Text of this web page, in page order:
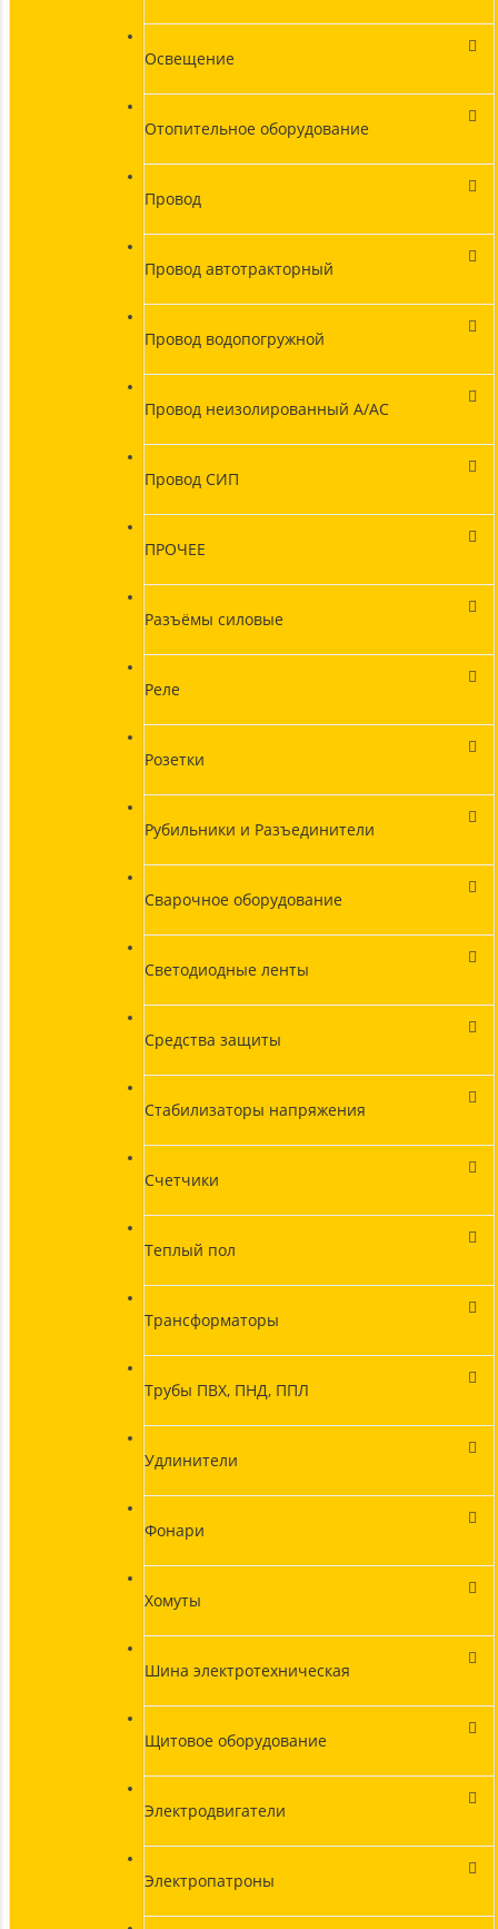
Освещение
Отопительное оборудование
Провод
Провод автотракторный
Провод водопогружной
Провод неизолированный А/АС
Провод СИП
ПРОЧЕЕ
Разъёмы силовые
Реле
Розетки
Рубильники и Разъединители
Сварочное оборудование
Светодиодные ленты
Средства защиты
Стабилизаторы напряжения
Счетчики
Теплый пол
Трансформаторы
Трубы ПВХ, ПНД, ППЛ
Удлинители
Фонари
Хомуты
Шина электротехническая
Щитовое оборудование
Электродвигатели
Электропатроны